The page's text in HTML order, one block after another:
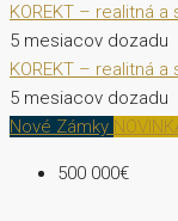
KOREKT – realitná
5 mesiacov dozadu
KOREKT – realitná
5 mesiacov dozadu
Nové Zámky
500 000€